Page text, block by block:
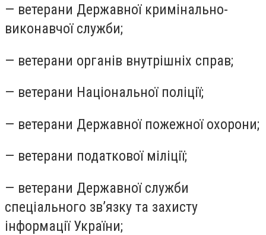
— ветерани Державної кримінально-
виконавчої служби;
— ветерани органів внутрішніх справ;
— ветерани Національної поліції;
— ветерани Державної пожежної охорони;
— ветерани податкової міліції;
— ветерани Державної служби
спеціального зв’язку та захисту
інформації України;